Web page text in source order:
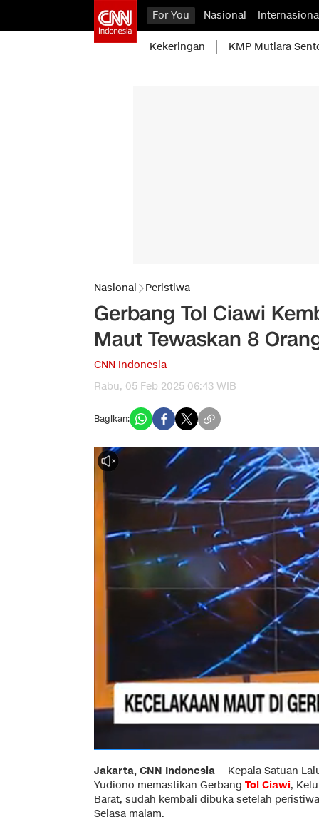
For You Nasional
Kekeringan KMP Mutiara
Nasional Peristiwa
Gerbang Tol Ciawi
Maut Tewaskan 8
CNN Indonesia
Rabu, 05 Feb 2025 06:43 WIB
Bagikan:
Jakarta, CNN Indonesia -- Kepala Satuan
Yudiono memastikan Gerbang Tol Ciawi,
Barat, sudah kembali dibuka setelah
Selasa malam.